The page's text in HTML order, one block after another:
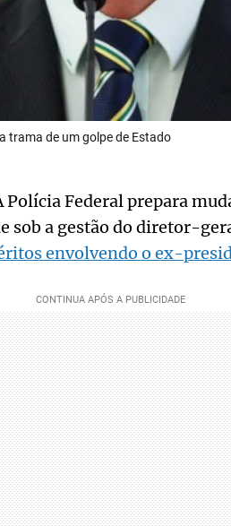
trama de um golpe de Estado
Federal prepara
sob a gestão do diretor-
envolvendo o ex-